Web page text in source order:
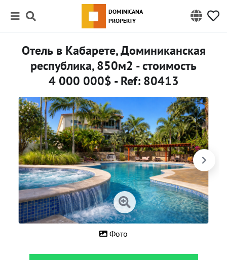
DOMINICANA
PROPERTY
Отель в Кабарете, Доминиканская
республика, 850м2 - стоимость
4 000 000$ - Ref: 80413
Фото